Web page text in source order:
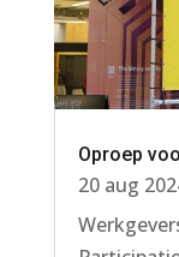
Oproep
20 aug